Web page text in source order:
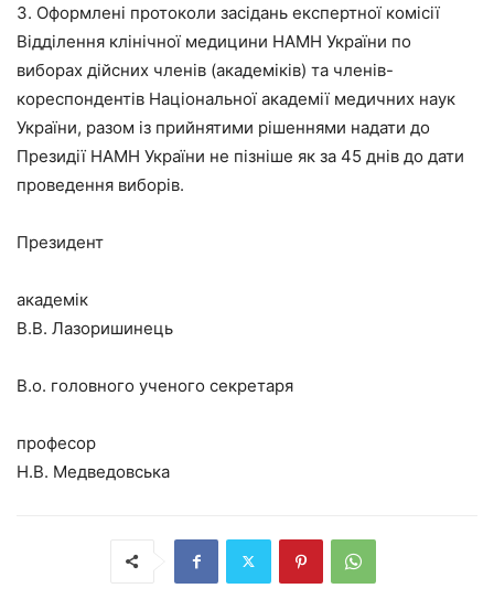
3. Оформлені протоколи засідань експертної комісії
Відділення клінічної медицини НАМН України по
виборах дійсних членів (академіків) та членів-
кореспондентів Національної академії медичних наук
України, разом із прийнятими рішеннями надати до
Президії НАМН України не пізніше як за 45 днів до дати
проведення виборів.
Президент
академік
В.В. Лазоришинець
В.о. головного ученого секретаря
професор
Н.В. Медведовська